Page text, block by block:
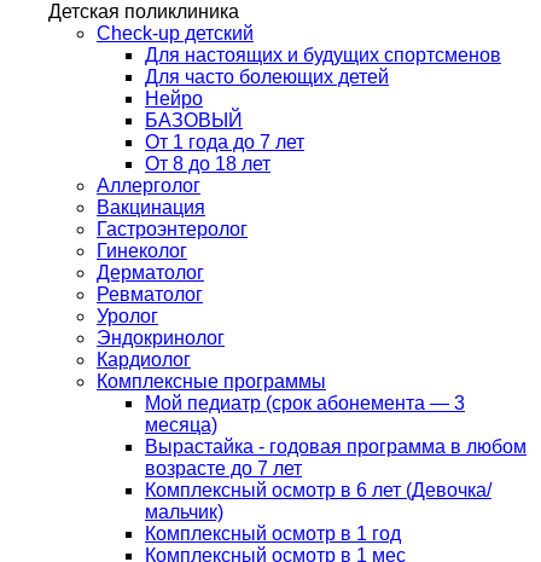
Детская поликлиника
Check-up детский
Для настоящих и будущих спортсменов
Для часто болеющих детей
Нейро
БАЗОВЫЙ
От 1 года до 7 лет
От 8 до 18 лет
Аллерголог
Вакцинация
Гастроэнтеролог
Гинеколог
Дерматолог
Ревматолог
Уролог
Эндокринолог
Кардиолог
Комплексные программы
Мой педиатр (срок абонемента — 3
месяца)
Вырастайка - годовая программа в любом
возрасте до 7 лет
Комплексный осмотр в 6 лет (Девочка/
мальчик)
Комплексный осмотр в 1 год
Комплексный осмотр в 1 мес